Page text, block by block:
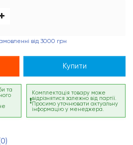
від 3000 грн
Купити
та
Комплектація товару може
відрізнятися залежно від партії.
Просимо уточнювати актуальну
інформацію у менеджера.